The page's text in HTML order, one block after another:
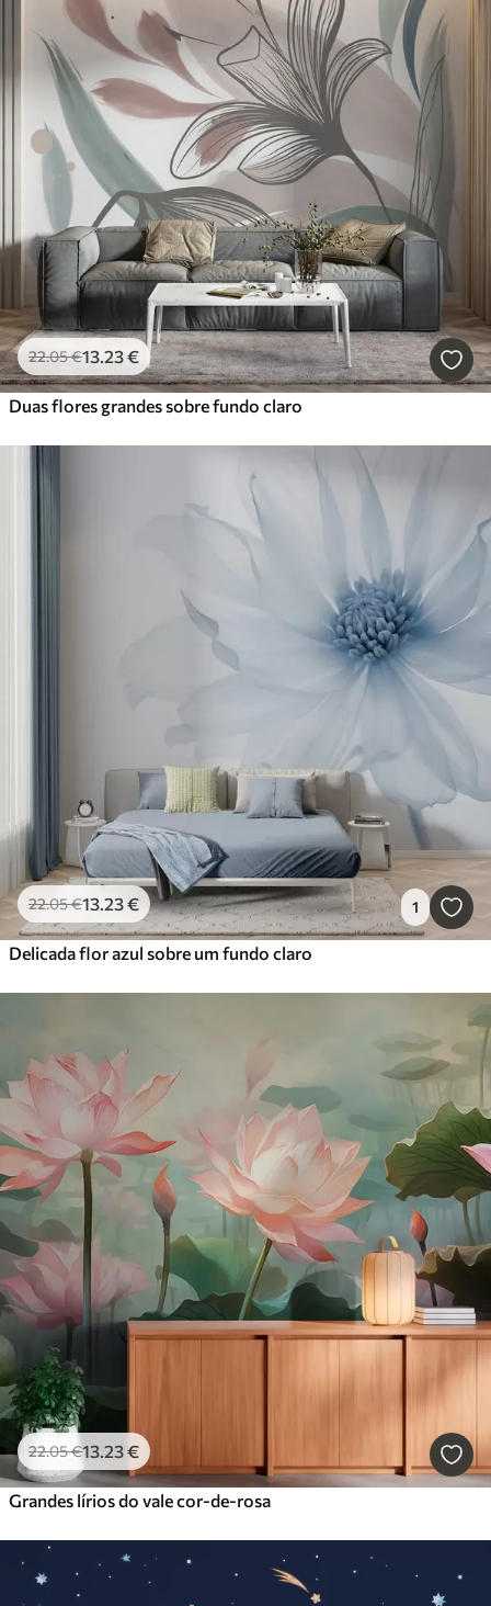
22.05€13.23€
Duas flores grandes sobre fundo claro
22.05€13.23€ 1
Delicada flor azul sobre um fundo claro
22.05€13.23€
Grandes lírios do vale cor-de-rosa